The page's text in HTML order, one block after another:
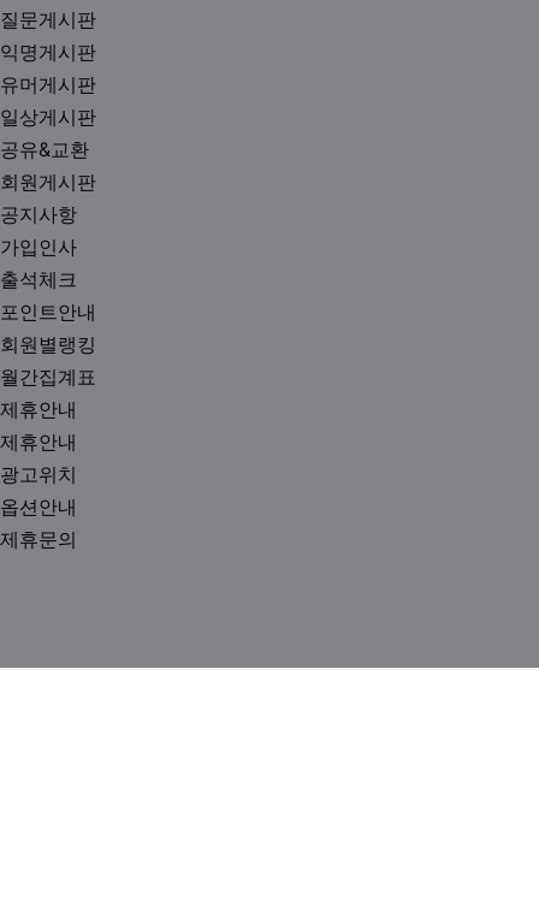
질문게시판
익명게시판
유머게시판
일상게시판
공유&교환
회원게시판
공지사항
가입인사
출석체크
포인트안내
회원별랭킹
월간집계표
제휴안내
제휴안내
광고위치
옵션안내
제휴문의